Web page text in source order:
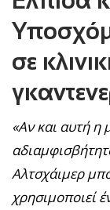
σε
«Αν και αυτή η
Αλτσχάιμερ
χρησιμοποιεί